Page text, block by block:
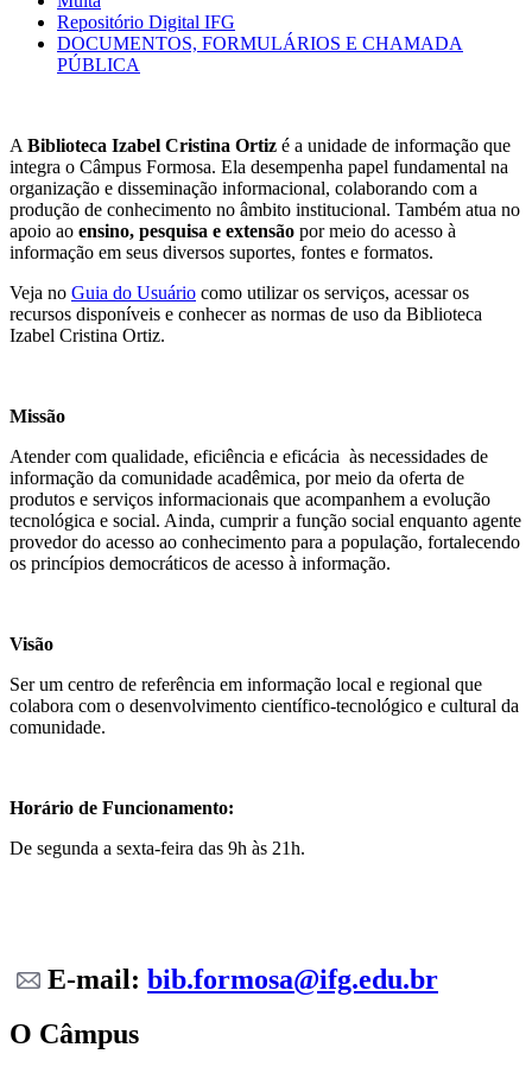
Repositório Digital IFG
DOCUMENTOS, FORMULÁRIOS E CHAMADA
PÚBLICA
A Biblioteca Izabel Cristina Ortiz é a unidade de informação que
integra o Câmpus Formosa. Ela desempenha papel fundamental na
organização e disseminação informacional, colaborando com a
produção de conhecimento no âmbito institucional. Também atua no
apoio ao ensino, pesquisa e extensão por meio do acesso à
informação em seus diversos suportes, fontes e formatos.
Veja no Guia do Usuário como utilizar os serviços, acessar os
recursos disponíveis e conhecer as normas de uso da Biblioteca
Izabel Cristina Ortiz.
Missão
Atender com qualidade, eficiência e eficácia às necessidades de
informação da comunidade acadêmica, por meio da oferta de
produtos e serviços informacionais que acompanhem a evolução
tecnológica e social. Ainda, cumprir a função social enquanto agente
provedor do acesso ao conhecimento para a população, fortalecendo
os princípios democráticos de acesso à informação.
Visão
Ser um centro de referência em informação local e regional que
colabora com o desenvolvimento científico-tecnológico e cultural da
comunidade.
Horário de Funcionamento:
De segunda a sexta-feira das 9h às 21h.
E-mail: bib.formosa@ifg.edu.br
O Câmpus